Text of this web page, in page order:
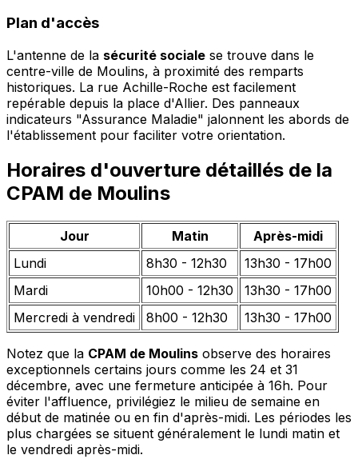
Plan d'accès
L'antenne de la sécurité sociale se trouve dans le
centre-ville de Moulins, à proximité des remparts
historiques. La rue Achille-Roche est facilement
repérable depuis la place d'Allier. Des panneaux
indicateurs "Assurance Maladie" jalonnent les abords de
l'établissement pour faciliter votre orientation.
Horaires d'ouverture détaillés de la
CPAM de Moulins
Jour Matin
Après-midi
Lundi
8h30 - 12h30
13h30 - 17h00
Mardi
10h00 - 12h30
13h30 - 17h00
Mercredi à vendredi
8h00 - 12h30 13h30 - 17h00
Notez que la CPAM de Moulins observe des horaires
exceptionnels certains jours comme les 24 et 31
décembre, avec une fermeture anticipée à 16h. Pour
éviter l'affluence, privilégiez le milieu de semaine en
début de matinée ou en fin d'après-midi. Les périodes les
plus chargées se situent généralement le lundi matin et
le vendredi après-midi.